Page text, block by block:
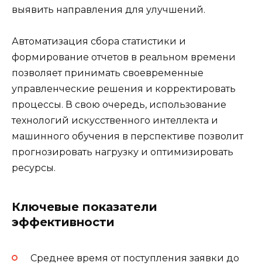
выявить направления для улучшений.
Автоматизация сбора статистики и
формирование отчетов в реальном времени
позволяет принимать своевременные
управленческие решения и корректировать
процессы. В свою очередь, использование
технологий искусственного интеллекта и
машинного обучения в перспективе позволит
прогнозировать нагрузку и оптимизировать
ресурсы.
Ключевые показатели
эффективности
Среднее время от поступления заявки до